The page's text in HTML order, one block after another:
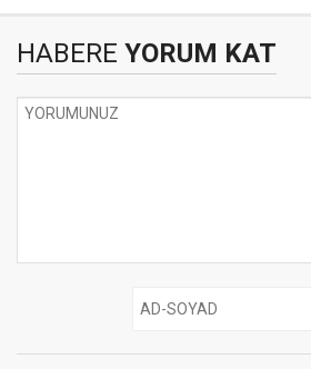
HABERE YORUM KAT